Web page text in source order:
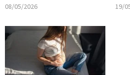
08/05/2026 19/